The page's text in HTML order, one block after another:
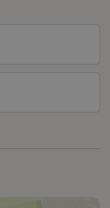
fiets- en
rust, dan bent u
spechten,
hier met regelmaat
Veluwe om te recreëren!